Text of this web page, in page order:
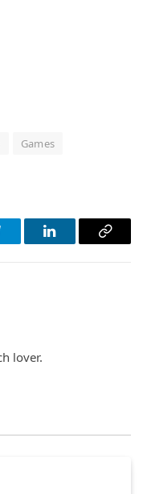
Games
LinkedInCopy
lover.